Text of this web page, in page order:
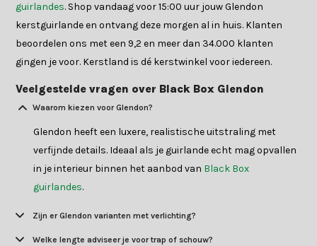
guirlandes. Shop vandaag voor 15:00 uur jouw Glendon
kerstguirlande en ontvang deze morgen al in huis. Klanten
beoordelen ons met een 9,2 en meer dan 34.000 klanten
gingen je voor. Kerstland is dé kerstwinkel voor iedereen.
Veelgestelde vragen over Black Box Glendon
Waarom kiezen voor Glendon?
Glendon heeft een luxere, realistische uitstraling met
verfijnde details. Ideaal als je guirlande echt mag opvallen
in je interieur binnen het aanbod van Black Box
guirlandes.
Zijn er Glendon varianten met verlichting?
Welke lengte adviseer je voor trap of schouw?